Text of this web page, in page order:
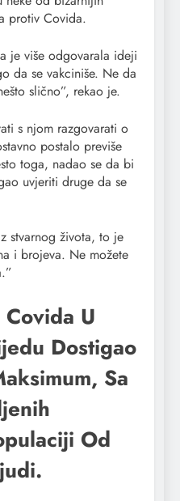
protiv Covida.
je više odgovarala ideji
da se vakciniše. Ne da
slično”, rekao je.
s njom razgovarati o
postalo previše
toga, nadao se da bi
uvjeriti druge da se
stvarnog života, to je
i brojeva. Ne možete
U
Dostigao
Sa
Od